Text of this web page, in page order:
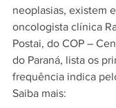
neoplasias, existem
oncologista clínica
Postai, do COP –
do Paraná, lista os
frequência indica
Saiba mais: